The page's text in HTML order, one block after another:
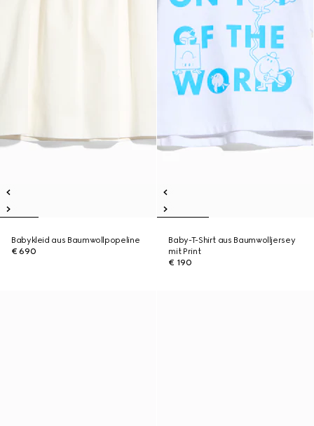
Babykleid aus Baumwollpopeline
€ 690
Baby-T-Shirt aus Baumwolljersey
mit Print
€ 190